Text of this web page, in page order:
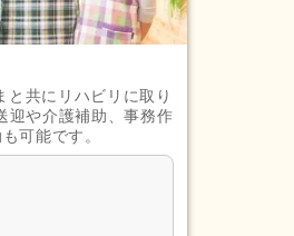
共にリハビリに取り
迎や介護補助、事務作
可能です。